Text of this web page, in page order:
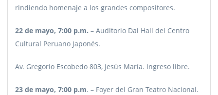
rindiendo homenaje a los grandes compositores.
22 de mayo, 7:00 p.m. – Auditorio Dai Hall del Centro
Cultural Peruano Japonés.
Av. Gregorio Escobedo 803, Jesús María. Ingreso libre.
23 de mayo, 7:00 p.m. – Foyer del Gran Teatro Nacional.